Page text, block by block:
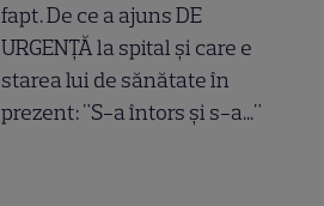
fapt. De ce a ajuns DE
URGENȚĂ la spital și care e
starea lui de sănătate în
prezent: "S-a întors și s-a..."